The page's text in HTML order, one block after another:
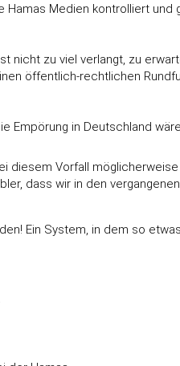
Medien kontrolliert
nicht zu viel verlangt, zu
öffentlich-rechtlichen
Empörung in Deutschland
Vorfall
dass wir in den
Ein System, in dem so